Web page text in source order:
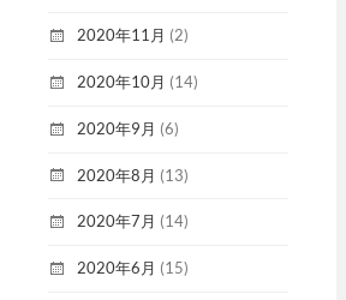
2020年11月 (2)
2020年10月 (14)
2020年9月 (6)
2020年8月 (13)
2020年7月 (14)
2020年6月 (15)